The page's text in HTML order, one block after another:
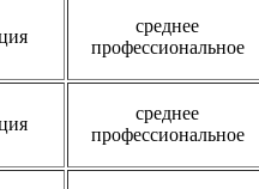
среднее
профессиональное
среднее
профессиональное